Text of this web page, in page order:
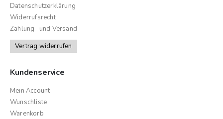
Datenschutzerklärung
Widerrufsrecht
Zahlung- und Versand
Vertrag widerrufen
Kundenservice
Mein Account
Wunschliste
Warenkorb